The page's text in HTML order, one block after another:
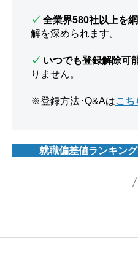
✓ 全業界580社以上を
解を深められます。
✓ いつでも登録解除可
りません。
※登録方法･Q&Aはこち
就職偏差値ランキン